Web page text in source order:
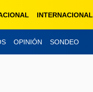
INTERNACIONAL
OPINIÓN SONDEO